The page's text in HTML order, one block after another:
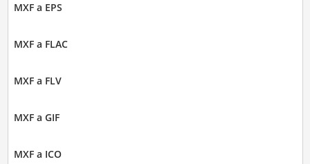
MXF a EPS
MXF a FLAC
MXF a FLV
MXF a GIF
MXF a ICO